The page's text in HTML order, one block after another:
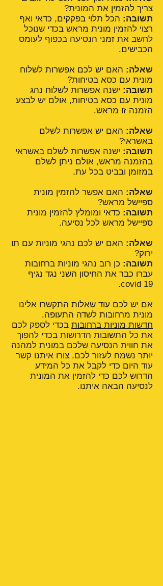
צריך להזמין את המונית?
תשובה: הכל תלוי בפקקים, כדאי ואף
רצוי להזמין מונית מראש בכדי שנוכל
לחשב את זמני הנסיעה בכפוף לעומס
הכבישים.
שאלה: האם יש לכם אפשרות לשלוח
מונית עם כסא בטיחות?
תשובה: ישנה אפשרות לשלוח נהג
מונית עם כסא בטיחות, אולם יש לבצע
הזמנה זו מראש.
שאלה: האם יש אפשרות לשלם
באשראי?
תשובה: ישנה אפשרות לשלם באשראי
בהזמנה מראש, אולם ניתן לשלם
במזומן ובביט בכל עת.
שאלה: האם אפשר להזמין מונית
ספיישל מראש?
תשובה: כדאי ומומלץ להזמין מונית
ספיישל מראש לכל נסיעה.
שאלה: האם יש לכם נהגי מוניות עם תו
ירוק?
תשובה: כן רוב נהגי מוניות ברחובות
עברו כבר את החיסון השני נגד נגיף
covid 19.
אם יש לכם עוד שאלות התקשרו אלינו
מונית מרחובות לשדה התעופה.
חדשות מוניות ברחובות בכדי לספק לכם
את כל התשובות הדרושות בכדי להפוך
את חווית הנסיעה שלכם במונית למהנה
יותר נשמח לעזור לכם. צורו איתנו קשר
עוד היום כדי לקבל את כל המידע
הדרוש לכם כדי להזמין את המונית
לנסיעה הבאה איתנו.